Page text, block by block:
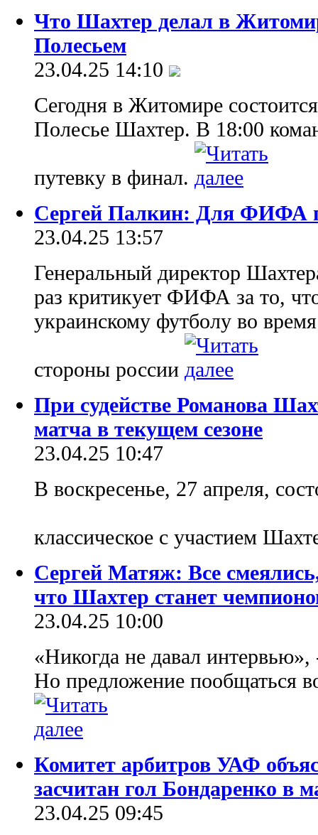
Что Шахтер делал в
Полесьем
23.04.25 14:10
Сегодня в Житомире
Полесье Шахтер. В 18:00
путевку в финал.
Сергей Палкин: Для ФИФА
23.04.25 13:57
Генеральный директор
раз критикует ФИФА за то,
украинскому футболу во
стороны россии
При судействе Романова
матча в текущем сезоне
23.04.25 10:47
В воскресенье, 27 апреля,
классическое с участием
Сергей Матяж: Все
что Шахтер станет
23.04.25 10:00
«Никогда не давал
Но предложение пообщаться
Комитет арбитров УАФ
засчитан гол Бондаренко в
23.04.25 09:45